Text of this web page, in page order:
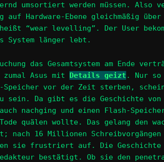
umsortiert werden müssen. Also
auf Hardware-Ebene gleichmäßig
heißt “wear levelling”. Der User
System länger lebt.
das Gesamtsystem am Ende
zumal Asus mit Details geizt . Nur
Speicher vor der Zeit sterben,
zu sein. Da gibt es die Geschichte
nachging und einen Flash-
quälen wollte. Das gelang den
nach 16 Millionen
sie frustriert auf. Die
bestätigt. Ob sie den